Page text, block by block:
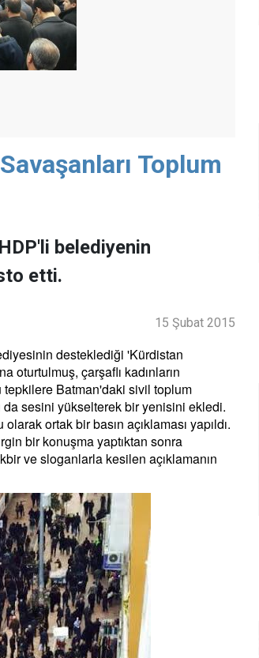
Toplum
belediyenin
etti.
15 Şubat 2015
desteklediği 'Kürdistan
oturtulmuş, çarşaflı kadınların
tepkilere Batman'daki sivil toplum
sesini yükselterek bir yenisini ekledi.
ortak bir basın açıklaması yapıldı.
bir konuşma yaptıktan sonra
ve sloganlarla kesilen açıklamanın